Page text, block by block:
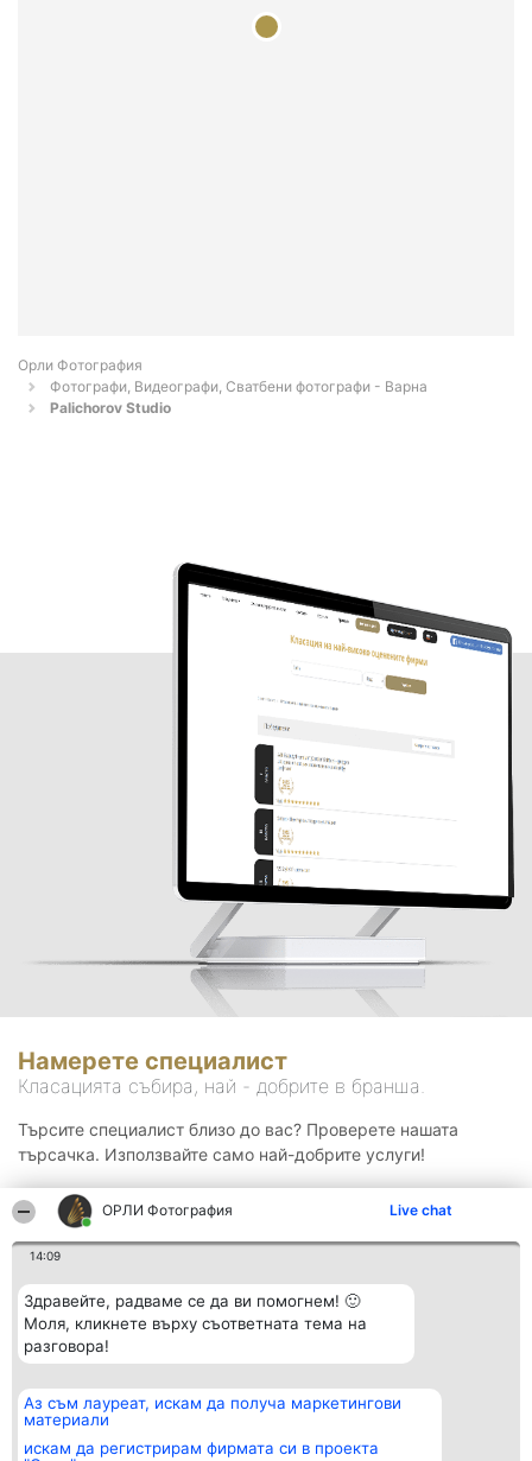
ОРЛИ Фотография Live chat
14:09
Здравейте, радваме се да ви помогнем! 🙂
Моля, кликнете върху съответната тема на
разговора!
Аз съм лауреат, искам да получа маркетингови
материали
искам да регистрирам фирмата си в проекта
Орли Фотография
Фотографи, Видеографи, Сватбени фотографи - Варна
Palichorov Studio
Намерете специалист
Класацията събира, най - добрите в бранша.
Търсите специалист близо до вас? Проверете нашата
търсачка. Използвайте само най-добрите услуги!
Организатор на
класиране
BulevardulAleea Timișul De
Класация
всички
Контакти